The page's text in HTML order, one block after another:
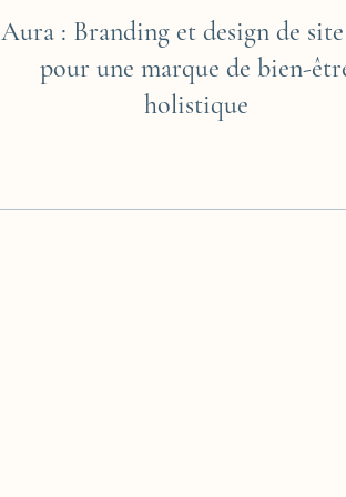
Aura : Branding et design de site
pour une marque de bien-
holistique